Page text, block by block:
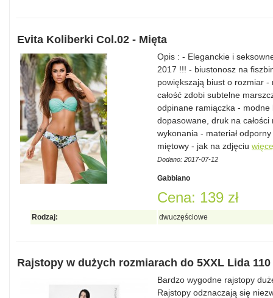
Evita Koliberki Col.02 - Mięta
Opis : - Eleganckie i
2017 !!! - biustonosz na
powiększają biust o rozmiar -
całość zdobi subtelne
odpinane ramiączka - modne
dopasowane, druk na
wykonania - materiał
miętowy - jak na zdjęciu
Dodano: 2017-07-12
Gabbiano
Cena: 139 zł
Rodzaj: dwuczęściowe
Rajstopy w dużych rozmiarach do 5XXL Lida 110
Bardzo wygodne rajstopy
Rajstopy odznaczają się